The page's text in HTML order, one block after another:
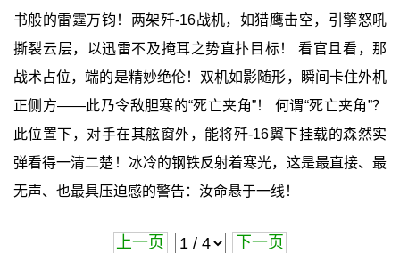
书般的雷霆万钧！两架歼-16战机，如猎鹰击空，引擎怒吼
撕裂云层，以迅雷不及掩耳之势直扑目标！ 看官且看，那
战术占位，端的是精妙绝伦！双机如影随形，瞬间卡住外机
正侧方——此乃令敌胆寒的“死亡夹角”！ 何谓“死亡夹角”？
此位置下，对手在其舷窗外，能将歼-16翼下挂载的森然实
弹看得一清二楚！冰冷的钢铁反射着寒光，这是最直接、最
无声、也最具压迫感的警告：汝命悬于一线！
上一页 下一页